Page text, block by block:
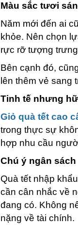
Màu sắc tươi
Năm mới đến ai
khỏe. Nên chọn
rực rỡ tượng
Bên cạnh đó,
lên thêm vẻ sang
Tinh tế nhưng
Giỏ quà tết cao
trong thực sự
hợp nhu cầu
Chú ý ngân sách
Quà tết nhập
cần cân nhắc về
đang có. Không
nặng về tài chính.